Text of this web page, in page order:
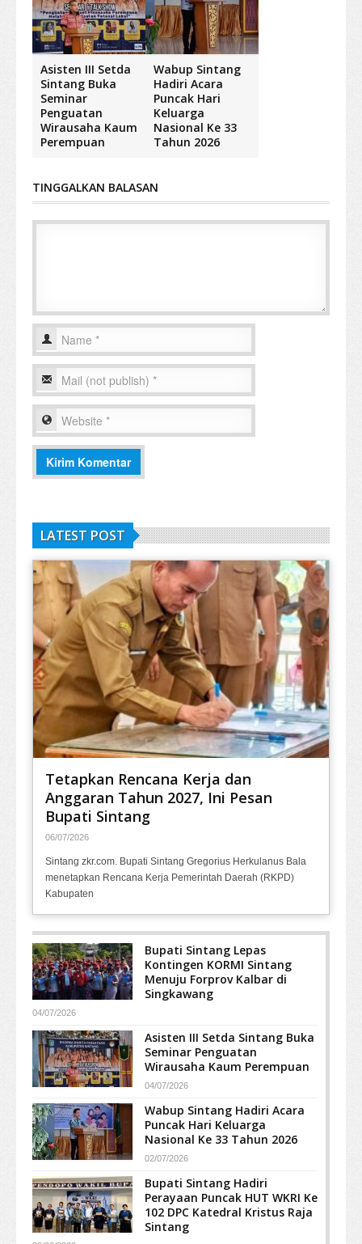
Asisten III Setda
Sintang Buka
Seminar
Penguatan
Wirausaha Kaum
Perempuan
Wabup Sintang
Hadiri Acara
Puncak Hari
Keluarga
Nasional Ke 33
Tahun 2026
TINGGALKAN BALASAN
LATEST POST
Tetapkan Rencana Kerja dan
Anggaran Tahun 2027, Ini Pesan
Bupati Sintang
06/07/2026
Sintang zkr.com. Bupati Sintang Gregorius Herkulanus Bala
menetapkan Rencana Kerja Pemerintah Daerah (RKPD)
Kabupaten
Bupati Sintang Lepas
Kontingen KORMI Sintang
Menuju Forprov Kalbar di
Singkawang
04/07/2026
Asisten III Setda Sintang Buka
Seminar Penguatan
Wirausaha Kaum Perempuan
04/07/2026
Wabup Sintang Hadiri Acara
Puncak Hari Keluarga
Nasional Ke 33 Tahun 2026
02/07/2026
Bupati Sintang Hadiri
Perayaan Puncak HUT WKRI Ke
102 DPC Katedral Kristus Raja
Sintang